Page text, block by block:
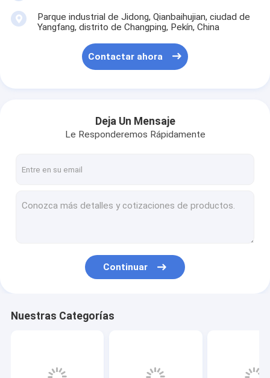
Parque industrial de Jidong, Qianbaihujian, ciudad de
Yangfang, distrito de Changping, Pekín, China
Contactar ahora
Deja Un Mensaje
Le Responderemos Rápidamente
Continuar
Nuestras Categorías